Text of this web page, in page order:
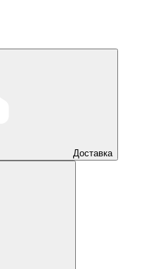
Доставка